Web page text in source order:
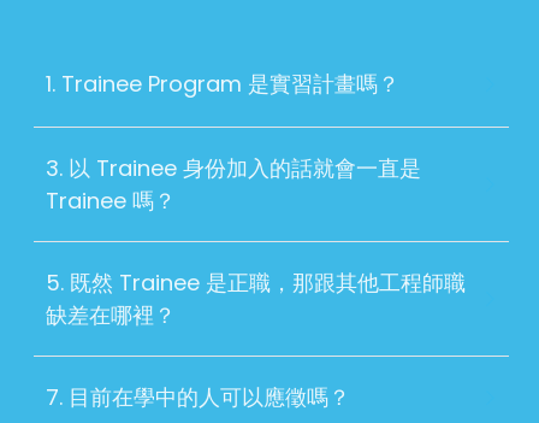
1. Trainee Program 是實習計畫嗎？
3. 以 Trainee 身份加入的話就會一直是
Trainee 嗎？
5. 既然 Trainee 是正職，那跟其他工程師職
缺差在哪裡？
7. 目前在學中的人可以應徵嗎？